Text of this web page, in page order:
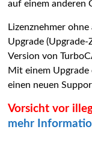
auf einem anderen
Lizenznehmer
Upgrade
Version von
Mit einem
einen neuen
Vorsicht vor
mehr